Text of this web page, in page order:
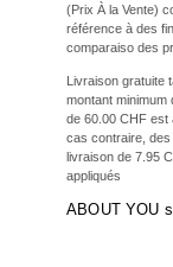
(Prix À la Vente)
référence à des
comparaiso des
Livraison gratuite
montant minimum
de 60.00 CHF est
cas contraire, des
livraison de 7.95
appliqués
ABOUT YOU